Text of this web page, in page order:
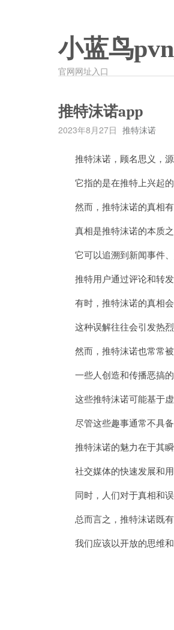
小蓝鸟
官网网址入口
推特沫诺app
2023年8月27日 推特沫诺
推特沫诺，顾名思义，源
它指的是在推特上兴起的
然而，推特沫诺的真相有
真相是推特沫诺的本质之
它可以追溯到新闻事件、
推特用户通过评论和转发
有时，推特沫诺的真相会
这种误解往往会引发热烈
然而，推特沫诺也常常被
一些人创造和传播恶搞的
这些推特沫诺可能基于虚
尽管这些趣事通常不具备
推特沫诺的魅力在于其瞬
社交媒体的快速发展和用
同时，人们对于真相和误
总而言之，推特沫诺既有
我们应该以开放的思维和